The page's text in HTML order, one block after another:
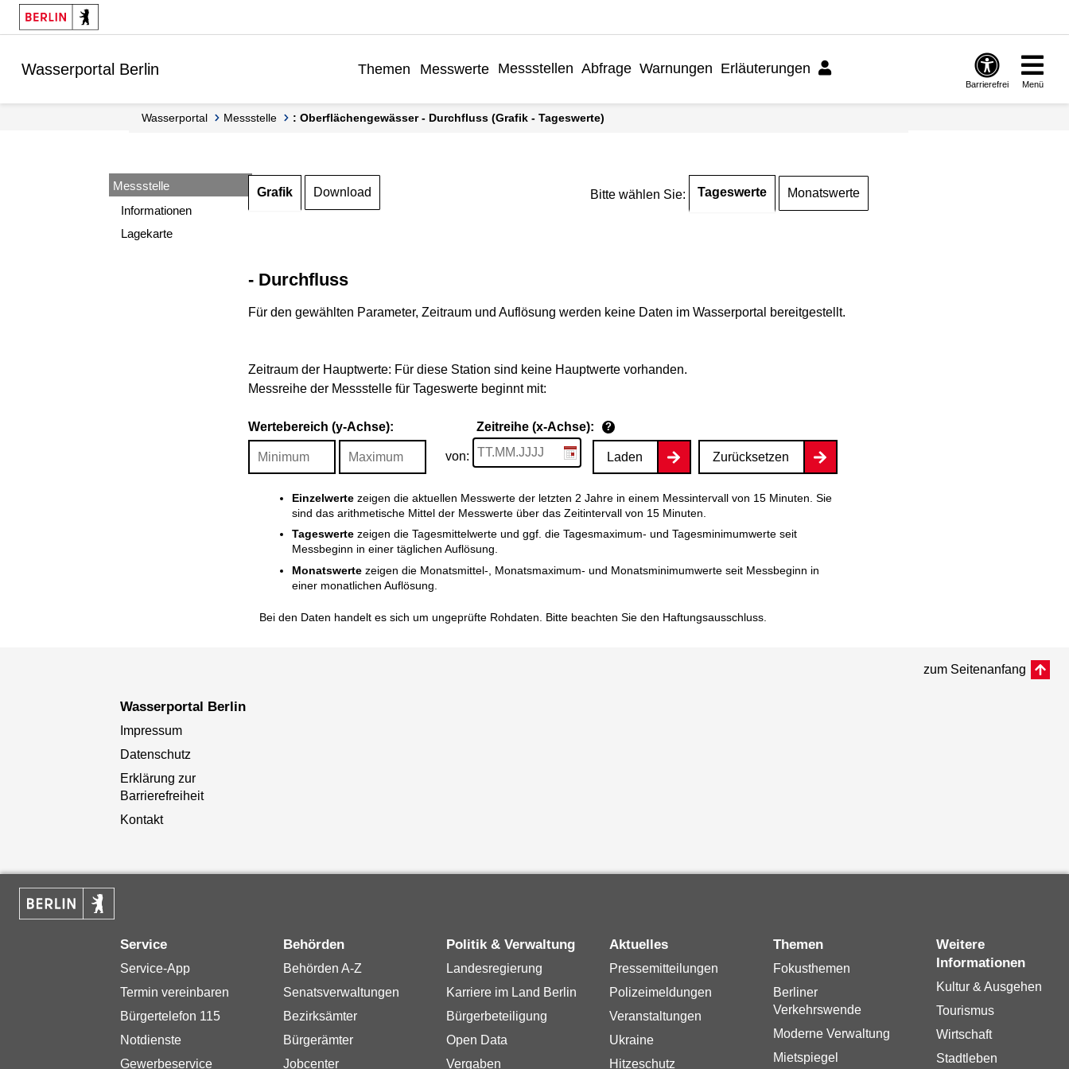
Springe zur Navigation
Springe zum Inhalt
Wasserportal Berlin Themen Messwerte Messstellen Abfrage Warnungen Erläuterungen
Barrierefrei Menü
Wasserportal Messstelle : Oberflächengewässer - Durchfluss (Grafik - Tageswerte)
Messstelle
Informationen
Lagekarte
Grafik Download Bitte wählen Sie: Tageswerte Monatswerte
- Durchfluss
Für den gewählten Parameter, Zeitraum und Auflösung werden keine Daten im Wasserportal bereitgestellt.
Zeitraum der Hauptwerte: Für diese Station sind keine Hauptwerte vorhanden.
Messreihe der Messstelle für Tageswerte beginnt mit:
Wertebereich (y-Achse): Zeitreihe (x-Achse): ?
von: Laden Zurücksetzen
Einzelwertezeigen die aktuellen Messwerte der letzten 2 Jahre in einem Messintervall von 15 Minuten. Sie
sind das arithmetische Mittel der Messwerte über das Zeitintervall von 15 Minuten.
Tageswertezeigen die Tagesmittelwerte und ggf. die Tagesmaximum- und Tagesminimumwerte seit
Messbeginn in einer täglichen Auflösung.
Monatswertezeigen die Monatsmittel-, Monatsmaximum- und Monatsminimumwerte seit Messbeginn in
einer monatlichen Auflösung.
Bei den Daten handelt es sich um ungeprüfte Rohdaten. Bitte beachten Sie den Haftungsausschluss.
zum Seitenanfang
Wasserportal Berlin
Impressum
Datenschutz
Erklärung zur
Barrierefreiheit
Kontakt
Service
Service-App
Termin vereinbaren
Bürgertelefon 115
Notdienste
Gewerbeservice
Behörden
Behörden A-Z
Senatsverwaltungen
Bezirksämter
Bürgerämter
Jobcenter
Politik & Verwaltung
Landesregierung
Karriere im Land Berlin
Bürgerbeteiligung
Open Data
Vergaben
Aktuelles
Pressemitteilungen
Polizeimeldungen
Veranstaltungen
Ukraine
Hitzeschutz
Themen
Fokusthemen
Berliner
Verkehrswende
Moderne Verwaltung
Mietspiegel
Weitere
Informationen
Kultur & Ausgehen
Tourismus
Wirtschaft
Stadtleben